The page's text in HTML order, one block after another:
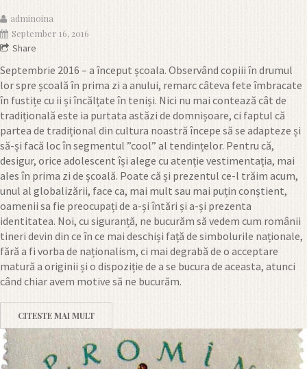
adminoina
September 16, 2016
Share
Septembrie 2016 – a început școala. Observând copiii în drumul
lor spre școală în prima zi a anului, remarc câteva fete îmbracate
în fustițe cu ii și încălțate în teniși. Nici nu mai contează cât de
tradițională este ia purtata astăzi de domnișoare, ci faptul că
partea de tradițional din cultura noastră începe să se adapteze și
să-și facă loc în segmentul ”cool” al tendințelor. Pentru că,
desigur, orice adolescent își alege cu atenție vestimentația, mai
ales în prima zi de școală. Poate că și prezentul ce-l trăim acum,
unul al globalizării, face ca, mai mult sau mai puțin conștient,
oamenii sa fie preocupați de a-și întări și a-și prezenta
identitatea. Noi, cu siguranță, ne bucurăm să vedem cum românii
tineri devin din ce în ce mai deschiși față de simbolurile naționale,
fără a fi vorba de naționalism, ci mai degrabă de o acceptare
matură a originii și o dispoziție de a se bucura de aceasta, atunci
când chiar avem motive să ne bucurăm.
CITESTE MAI MULT